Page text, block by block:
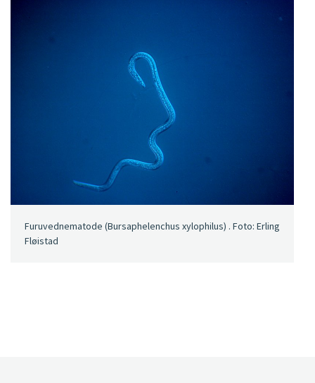
Furuvednematode (Bursaphelenchus xylophilus) . Foto: Erling
Fløistad